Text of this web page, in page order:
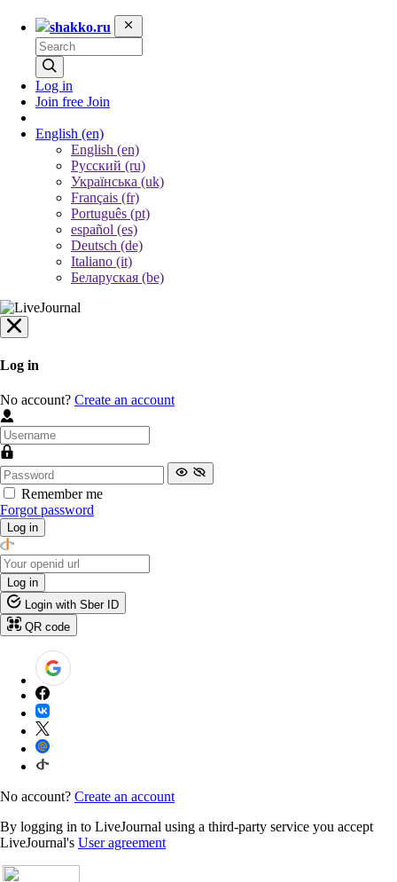
shakko.ru
Log in
Join free Join
English (en)
English (en)
Русский (ru)
Українська (uk)
Français (fr)
Português (pt)
español (es)
Deutsch (de)
Italiano (it)
Беларуская (be)
Log in
No account? Create an account
Remember me
Forgot password
Log in
Log in
Login with Sber ID
QR code
No account? Create an account
By logging in to LiveJournal using a third-party service you accept
LiveJournal's User agreement